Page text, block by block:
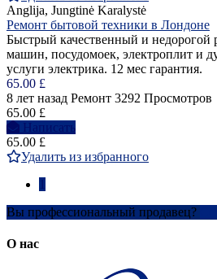
Anglija, Jungtinė Karalystė
Ремонт бытовой техники в Лондоне
Быстрый качественный и недорогой
машин, посудомоек, электроплит и
услуги электрика. 12 мес гарантия.
65.00 £
8 лет назад Ремонт 3292 Просмотров
65.00 £
Написать
65.00 £
Удалить из избранного
Вы профессиональный продавец?
О нас